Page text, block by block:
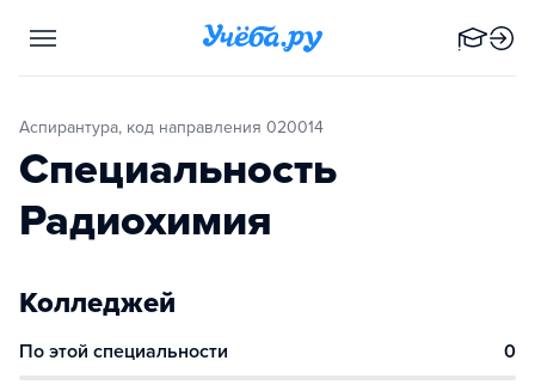
Аспирантура, код направления 020014
Специальность
Радиохимия
Колледжей
По этой специальности 0